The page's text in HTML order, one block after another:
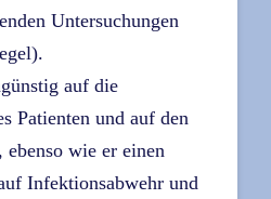
Untersuchungen
auf die
Patienten und auf den
wie er einen
Infektionsabwehr und